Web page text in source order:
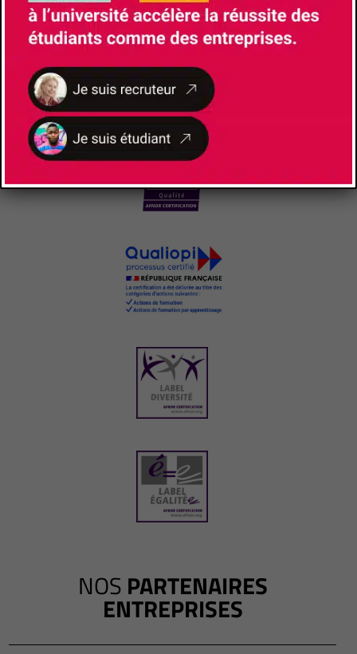
NOSCERTIFICATIONS ET LABELS
NOS PARTENAIRES
ENTREPRISES